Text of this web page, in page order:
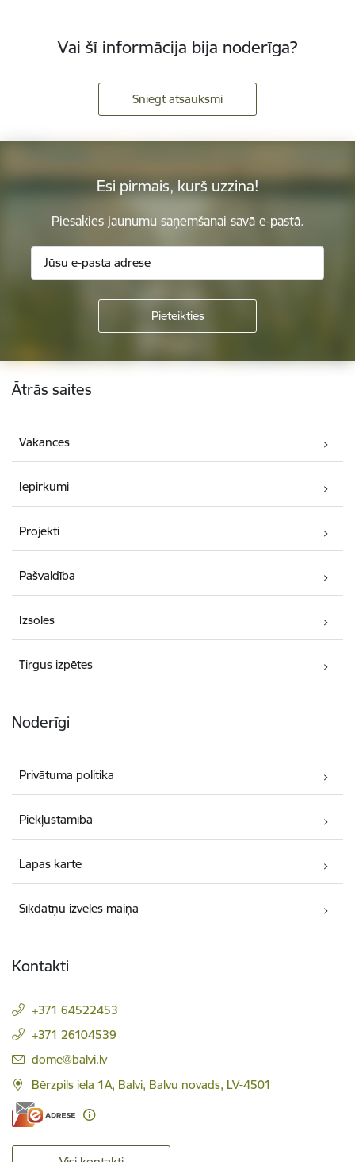
Vai šī informācija bija noderīga?
Sniegt atsauksmi
Esi pirmais, kurš uzzina!
Piesakies jaunumu saņemšanai savā e-pastā.
Kājene
Ātrās saites
Vakances
Iepirkumi
Projekti
Pašvaldība
Izsoles
Tirgus izpētes
Noderīgi
Privātuma politika
Piekļūstamība
Lapas karte
Sīkdatņu izvēles maiņa
Kontakti
+371 64522453
+371 26104539
E-pasts:
dome@balvi.lv
Bērzpils iela 1A, Balvi, Balvu novads, LV-4501